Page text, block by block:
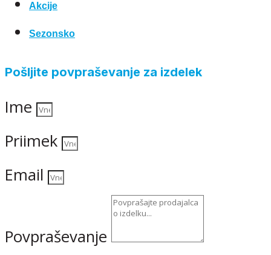
Akcije
Sezonsko
Pošljite povpraševanje za izdelek
Ime
Priimek
Email
Povpraševanje